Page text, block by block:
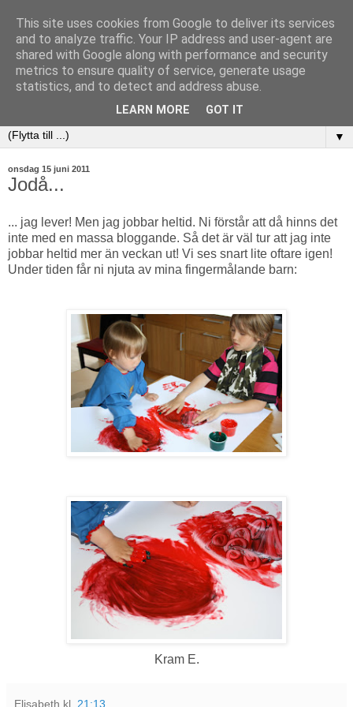
▼
onsdag 15 juni 2011
Jodå...
... jag lever! Men jag jobbar heltid. Ni förstår att då hinns det
inte med en massa bloggande. Så det är väl tur att jag inte
jobbar heltid mer än veckan ut! Vi ses snart lite oftare igen!
Under tiden får ni njuta av mina fingermålande barn:
Kram E.
Elisabeth kl. 21:13
This site uses cookies from Google to deliver its services
and to analyze traffic. Your IP address and user-agent are
shared with Google along with performance and security
metrics to ensure quality of service, generate usage
statistics, and to detect and address abuse.
LEARN MORE GOT IT